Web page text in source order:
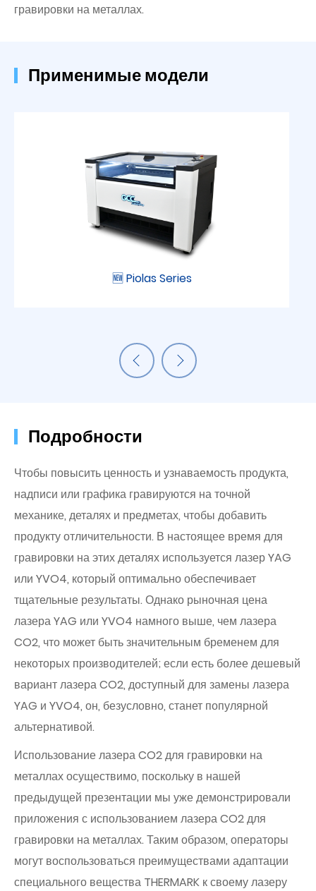
гравировки на металлах.
Применимые модели
🆕 Piolas Series
Подробности
Чтобы повысить ценность и узнаваемость продукта,
надписи или графика гравируются на точной
механике, деталях и предметах, чтобы добавить
продукту отличительности. В настоящее время для
гравировки на этих деталях используется лазер YAG
или YVO4, который оптимально обеспечивает
тщательные результаты. Однако рыночная цена
лазера YAG или YVO4 намного выше, чем лазера
CO2, что может быть значительным бременем для
некоторых производителей; если есть более дешевый
вариант лазера CO2, доступный для замены лазера
YAG и YVO4, он, безусловно, станет популярной
альтернативой.
Использование лазера CO2 для гравировки на
металлах осуществимо, поскольку в нашей
предыдущей презентации мы уже демонстрировали
приложения с использованием лазера CO2 для
гравировки на металлах. Таким образом, операторы
могут воспользоваться преимуществами адаптации
специального вещества THERMARK к своему лазеру